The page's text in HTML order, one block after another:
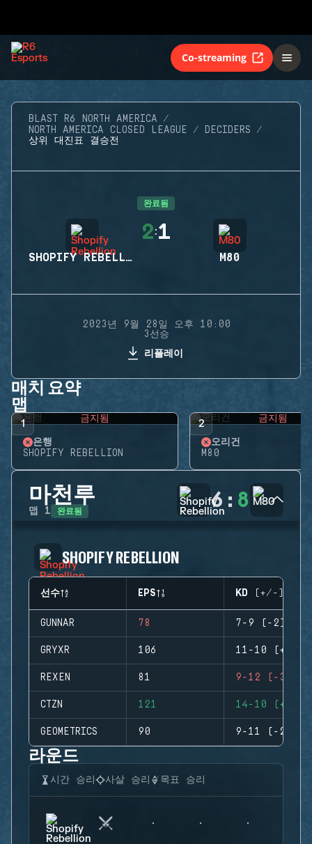
Co-streaming
BLAST R6 NORTH AMERICA
NORTH AMERICA CLOSED LEAGUE
DECIDERS
상위 대진표 결승전
완료됨
SHOPIFY REBELLION
2:1
M80
2023년 9월 28일 오후 10:00
3선승
리플레이
매치 요약
맵
1 금지됨
은행
SHOPIFY REBELLION
2 금지됨
오리건
M80
마천루
맵 1 완료됨 6 : 8
SHOPIFY REBELLION
선수 EPS KD (+/-)
GUNNAR 78 7-9 (-2)
GRYXR 106 11-10 (+1)
REXEN 81 9-12 (-3)
CTZN 121 14-10 (+4)
GEOMETRICS 90 9-11 (-2)
라운드
시간 승리 사살 승리 목표 승리